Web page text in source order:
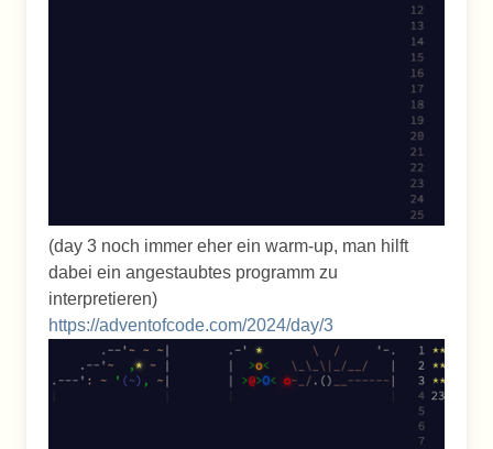
(day 3 noch immer eher ein warm-up, man hilft
dabei ein angestaubtes programm zu
interpretieren)
https://adventofcode.com/2024/day/3